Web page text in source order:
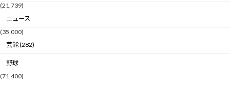
(21,739)
ニュース
(35,000)
芸能 (282)
野球
(71,400)